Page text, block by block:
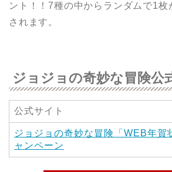
ント！！7種の中からランダムで1枚
されます。
ジョジョの奇妙な冒険公
公式サイト
ジョジョの奇妙な冒険「WEB年賀
ャンペーン